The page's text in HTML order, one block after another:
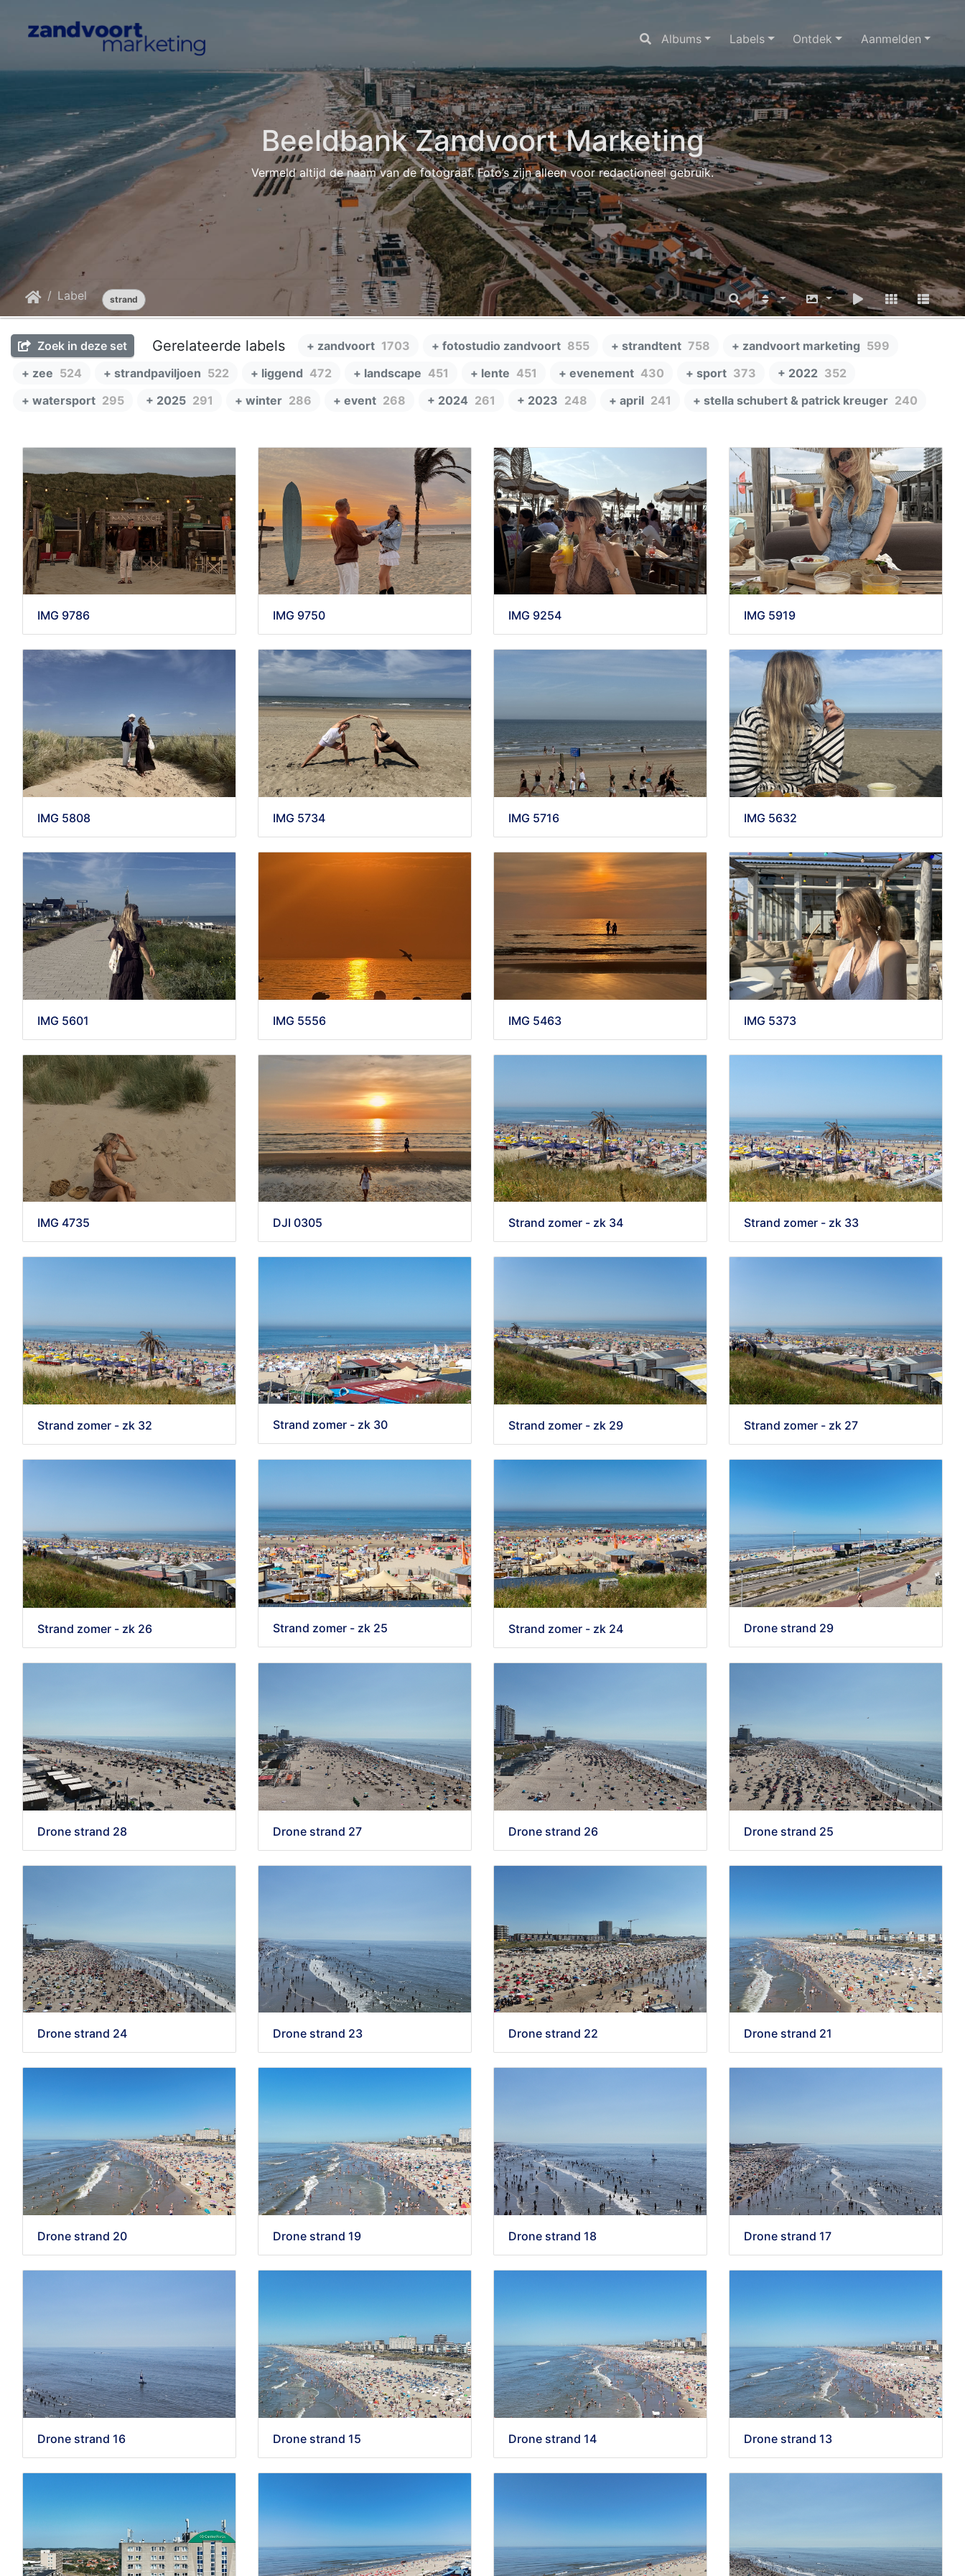
Albums Labels Ontdek Aanmelden
Beeldbank Zandvoort Marketing
Vermeld altijd de naam van de fotograaf. Foto’s zijn alleen voor redactioneel gebruik.
Label strand
Zoek in deze set Gerelateerde labels + zandvoort 1703 + fotostudio zandvoort 855 + strandtent 758 + zandvoort marketing 599
+ zee 524 + strandpaviljoen 522 + liggend 472 + landscape 451 + lente 451 + evenement 430 + sport 373 + 2022 352
+ watersport 295 + 2025 291 + winter 286 + event 268 + 2024 261 + 2023 248 + april 241 + stella schubert & patrick kreuger 240
IMG 9786 IMG 9750 IMG 9254 IMG 5919
IMG 5808 IMG 5734 IMG 5716 IMG 5632
IMG 5601 IMG 5556 IMG 5463 IMG 5373
IMG 4735 DJI 0305 Strand zomer - zk 34 Strand zomer - zk 33
Strand zomer - zk 32 Strand zomer - zk 30 Strand zomer - zk 29 Strand zomer - zk 27
Strand zomer - zk 26 Strand zomer - zk 25 Strand zomer - zk 24 Drone strand 29
Drone strand 28 Drone strand 27 Drone strand 26 Drone strand 25
Drone strand 24 Drone strand 23 Drone strand 22 Drone strand 21
Drone strand 20 Drone strand 19 Drone strand 18 Drone strand 17
Drone strand 16 Drone strand 15 Drone strand 14 Drone strand 13